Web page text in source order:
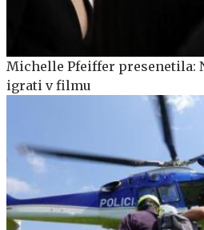
Michelle Pfeiffer presenetila:
igrati v filmu